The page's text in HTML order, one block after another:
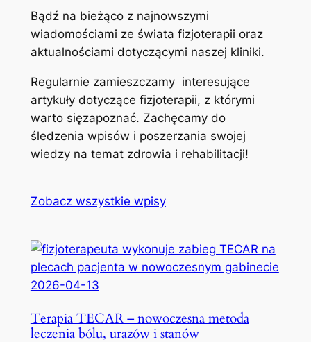
Bądź na bieżąco z najnowszymi
wiadomościami ze świata fizjoterapii oraz
aktualnościami dotyczącymi naszej kliniki.
Regularnie zamieszczamy interesujące
artykuły dotyczące fizjoterapii, z którymi
warto sięzapoznać. Zachęcamy do
śledzenia wpisów i poszerzania swojej
wiedzy na temat zdrowia i rehabilitacji!
Zobacz wszystkie wpisy
2026-04-13
Terapia TECAR – nowoczesna metoda
leczenia bólu, urazów i stanów